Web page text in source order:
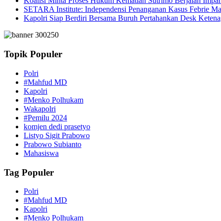
SETARA Institute: Independensi Penanganan Kasus Febrie
Kapolri Siap Berdiri Bersama Buruh Pertahankan Desk
Topik Populer
Polri
#Mahfud MD
Kapolri
#Menko Polhukam
Wakapolri
#Pemilu 2024
komjen dedi prasetyo
Listyo Sigit Prabowo
Prabowo Subianto
Mahasiswa
Tag Populer
Polri
#Mahfud MD
Kapolri
#Menko Polhukam